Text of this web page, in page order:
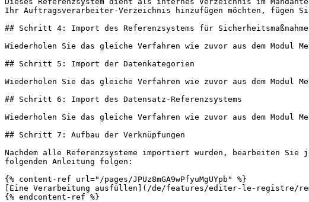
Ihr Auftragsverarbeiter-Verzeichnis hinzufügen möchten, fügen
## Schritt 4: Import des Referenzsystems für
Wiederholen Sie das gleiche Verfahren wie zuvor aus dem Modul
## Schritt 5: Import der Datenkategorien
Wiederholen Sie das gleiche Verfahren wie zuvor aus dem Modul
## Schritt 6: Import des Datensatz-Referenzsystems
Wiederholen Sie das gleiche Verfahren wie zuvor aus dem Modul
## Schritt 7: Aufbau der Verknüpfungen
Nachdem alle Referenzsysteme importiert wurden, bearbeiten
folgenden Anleitung folgen:
{% content-ref url="/pages/JPUz8mGA9wPfyuMgUYpb" %}
[Eine Verarbeitung ausfüllen](/de/features/editer-le-registre/
{% endcontent-ref %}